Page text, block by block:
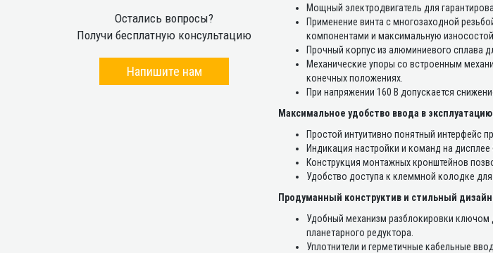
Остались вопросы?
Получи бесплатную консультацию
Напишите нам
Мощный электродвигатель для
Применение винта с многозаходной
компонентами и максимальную
Прочный корпус из алюминиевого сплава
Механические упоры со встроенным
конечных положениях.
При напряжении 160 В допускается
Максимальное удобство ввода в
Простой интуитивно понятный интерфейс
Индикация настройки и команд на дисплее
Конструкция монтажных кронштейнов
Удобство доступа к клеммной колодке
Продуманный конструктив и стильный
Удобный механизм разблокировки ключом
планетарного редуктора.
Уплотнители и герметичные кабельные